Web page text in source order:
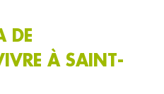
DE
À SAINT-